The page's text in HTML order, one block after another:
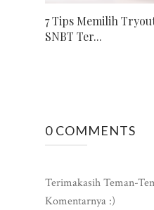
7 Tips Memilih
SNBT Ter...
0 COMMENTS
Terimakasih Teman-
Komentarnya :)